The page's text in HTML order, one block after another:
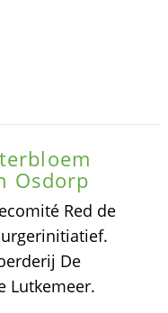
Osdorp
Red de
De
Lutkemeer.